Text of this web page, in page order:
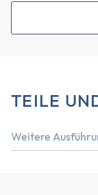
TEILE
Weitere